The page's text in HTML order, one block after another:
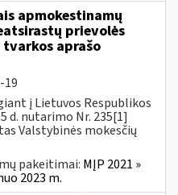
apmokestinamų
prievolės
aprašo
19
į Lietuvos Respublikos
d. nutarimo Nr. 235[1]
Valstybinės mokesčių
pakeitimai: MĮP 2021 »
2023 m.